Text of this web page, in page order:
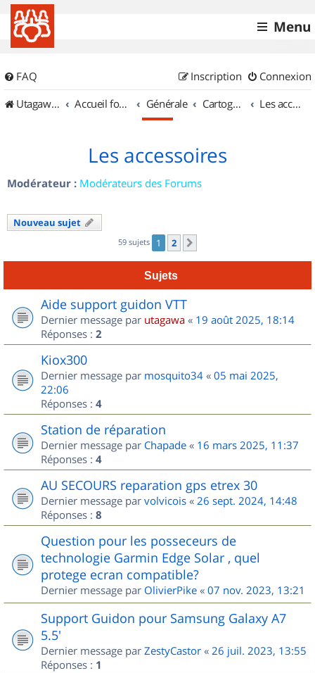
Menu
FAQ Connexion
Inscription
UtagawaVTT (Randos VTT et VTTAE avec traces GPS)
Accueil forum Générale Cartographie et GPS Les accessoires
Les accessoires
Modérateur : Modérateurs des Forums
Nouveau sujet
59 sujets 1 2
Sujets
Aide support guidon VTT
Dernier message par utagawa « 19 août 2025, 18:14
Réponses : 2
Kiox300
Dernier message par mosquito34 « 05 mai 2025,
22:06
Réponses : 4
Station de réparation
Dernier message par Chapade « 16 mars 2025, 11:37
Réponses : 4
AU SECOURS reparation gps etrex 30
Dernier message par volvicois « 26 sept. 2024, 14:48
Réponses : 8
Question pour les posseceurs de
technologie Garmin Edge Solar , quel
protege ecran compatible?
Dernier message par OlivierPike « 07 nov. 2023, 13:21
Support Guidon pour Samsung Galaxy A7
5.5'
Dernier message par ZestyCastor « 26 juil. 2023, 13:55
Réponses : 1